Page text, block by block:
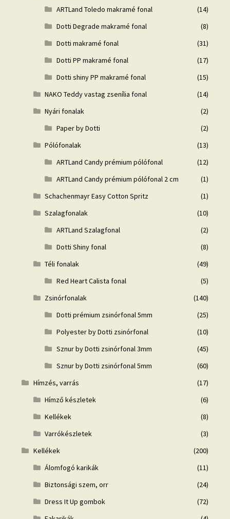
ARTLand Toledo makramé fonal
(14)
Dotti Degrade makramé fonal
(8)
Dotti makramé fonal
(31)
Dotti PP makramé fonal
(17)
Dotti shiny PP makramé fonal
(15)
NAKO Teddy vastag zsenília fonal
(14)
Nyári fonalak
(2)
Paper by Dotti
(2)
Pólófonalak
(13)
ARTLand Candy prémium pólófonal
(12)
ARTLand Candy prémium pólófonal 2 cm
(1)
Schachenmayr Easy Cotton Spritz
(1)
Szalagfonalak
(10)
ARTLand Szalagfonal
(2)
Dotti Shiny fonal
(8)
Téli fonalak
(49)
Red Heart Calista fonal
(5)
Zsinórfonalak
(140)
Dotti prémium zsinórfonal 5mm
(25)
Polyester by Dotti zsinórfonal
(10)
Sznur by Dotti zsinórfonal 3mm
(45)
Sznur by Dotti zsinórfonal 5mm
(60)
Hímzés, varrás
(17)
Hímző készletek
(6)
Kellékek
(8)
Varrókészletek
(3)
Kellékek
(200)
Álomfogó karikák
(11)
Biztonsági szem, orr
(24)
Dress It Up gombok
(72)